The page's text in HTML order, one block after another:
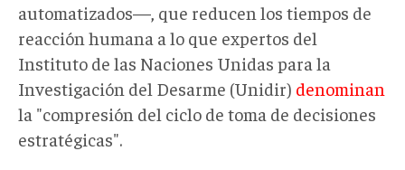
automatizados—, que reducen los tiempos de
reacción humana a lo que expertos del
Instituto de las Naciones Unidas para la
Investigación del Desarme (Unidir) denominan
la "compresión del ciclo de toma de decisiones
estratégicas".